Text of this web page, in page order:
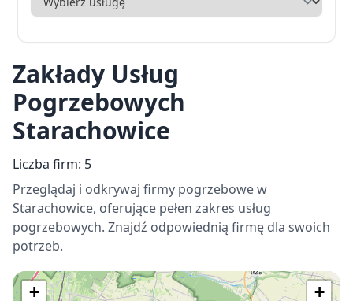
Zakłady Usług
Pogrzebowych
Starachowice
Liczba firm: 5
Przeglądaj i odkrywaj firmy pogrzebowe w
Starachowice, oferujące pełen zakres usług
pogrzebowych. Znajdź odpowiednią firmę dla swoich
potrzeb.
+
+